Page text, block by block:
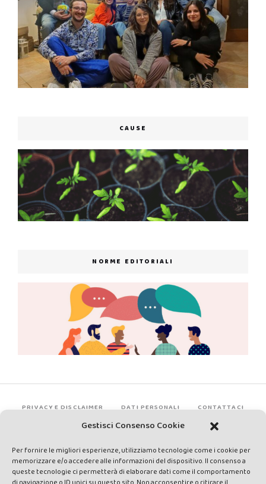
Gestisci Consenso Cookie
Per fornire le migliori esperienze, utilizziamo tecnologie come i cookie per
memorizzare e/o accedere alle informazioni del dispositivo. Il consenso a
queste tecnologie ci permetterà di elaborare dati come il comportamento
CAUSE
NORME EDITORIALI
PRIVACY E DISCLAIMER DATI PERSONALI CONTATTACI